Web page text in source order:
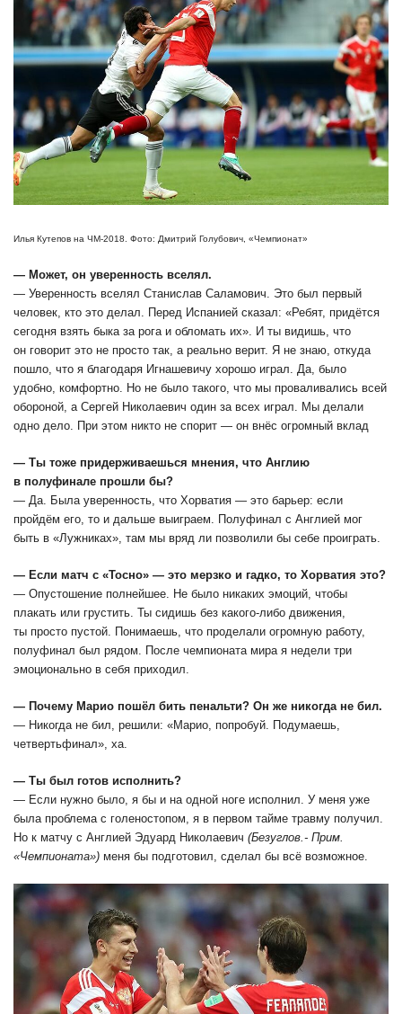
Илья Кутепов на ЧМ-2018. Фото: Дмитрий Голубович, «Чемпионат»
― Может, он уверенность вселял.
― Уверенность вселял Станислав Саламович. Это был первый
человек, кто это делал. Перед Испанией сказал: «Ребят, придётся
сегодня взять быка за рога и обломать их». И ты видишь, что
он говорит это не просто так, а реально верит. Я не знаю, откуда
пошло, что я благодаря Игнашевичу хорошо играл. Да, было
удобно, комфортно. Но не было такого, что мы проваливались всей
обороной, а Сергей Николаевич один за всех играл. Мы делали
одно дело. При этом никто не спорит ― он внёс огромный вклад
― Ты тоже придерживаешься мнения, что Англию
в полуфинале прошли бы?
― Да. Была уверенность, что Хорватия ― это барьер: если
пройдём его, то и дальше выиграем. Полуфинал с Англией мог
быть в «Лужниках», там мы вряд ли позволили бы себе проиграть.
― Если матч с «Тосно» ― это мерзко и гадко, то Хорватия это?
― Опустошение полнейшее. Не было никаких эмоций, чтобы
плакать или грустить. Ты сидишь без какого-либо движения,
ты просто пустой. Понимаешь, что проделали огромную работу,
полуфинал был рядом. После чемпионата мира я недели три
эмоционально в себя приходил.
― Почему Марио пошёл бить пенальти? Он же никогда не бил.
― Никогда не бил, решили: «Марио, попробуй. Подумаешь,
четвертьфинал», ха.
― Ты был готов исполнить?
― Если нужно было, я бы и на одной ноге исполнил. У меня уже
была проблема с голеностопом, я в первом тайме травму получил.
Но к матчу с Англией Эдуард Николаевич (Безуглов.- Прим.
«Чемпионата») меня бы подготовил, сделал бы всё возможное.